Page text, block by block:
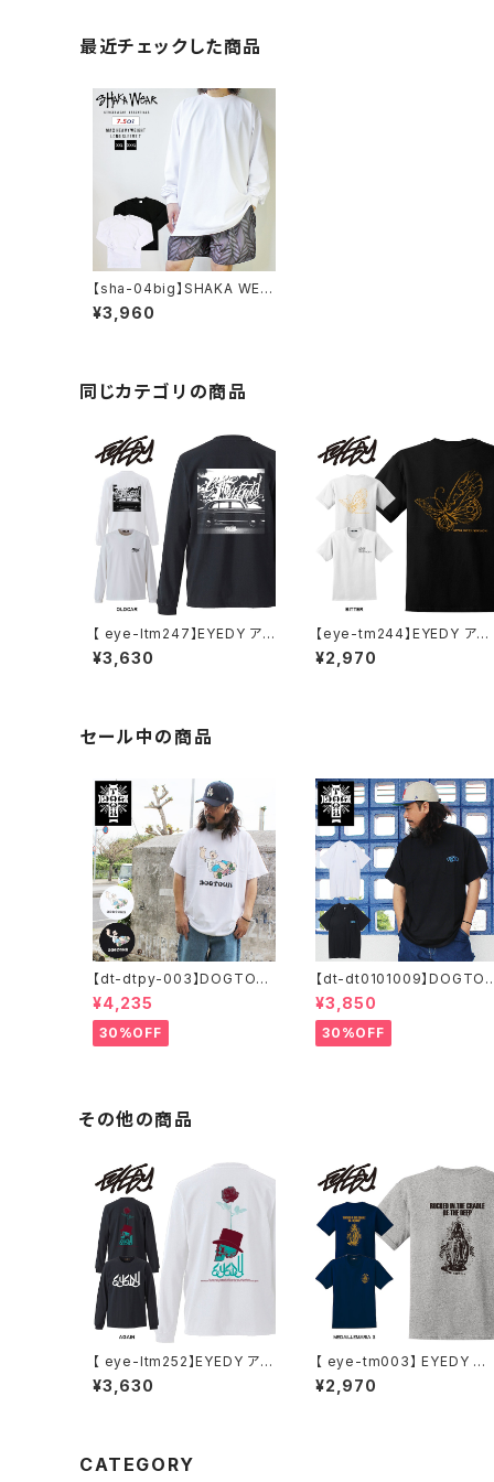
最近チェックした商品
【sha-04big】SHAKA WEA
R 7.5 OZ MAX HEAVYWEI
GHT LONG SLEEVE 長袖
¥3,960
同じカテゴリの商品
【 eye-ltm247】EYEDY アイ
ディー 大きいサイズ メンズ ロ
ングTシャツ GOD IS DEAD
ワイト ブラック
¥3,630
【eye-tm244】EYEDY アイ
ディー BITTER ショートスリ
ーブTシャツ 大きいサイズ W
¥2,970
セール中の商品
【dt-dtpy-003】DOGTOW
N ドッグタウン POPEYE SK
ATE S/S T-SHIRTS ポパイ
半袖 ショートスリーブT 大き
いサイズ 半袖 M L XL 大きめ
¥4,235
30%OFF
【dt-dt0101009】DOGTO
WN ドッグタウン D.T.S. PO
CKET S/S T-SHIRTS 半袖
ショートスリーブT 大きいサ
ズ 半袖 M L XL 大きめ デザ
¥3,850
30%OFF
その他の商品
【 eye-ltm252】EYEDY アイ
ディー 大きいサイズ メンズ ロ
ングTシャツ AGAIN ロンT
ブラック
¥3,630
【 eye-tm003】 EYEDY ア
イディー 大きいサイズ メンズ
Tシャツ 半袖 Tシャツ XL
¥2,970
CATEGORY